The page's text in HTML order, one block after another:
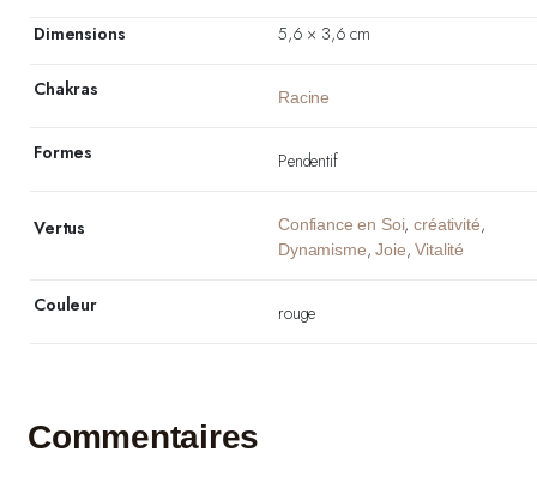
Dimensions
5,6 × 3,6 cm
Chakras Racine
Formes Pendentif
Vertus Confiance en Soi,créativité,
Dynamisme,Joie,Vitalité
Couleur rouge
Commentaires